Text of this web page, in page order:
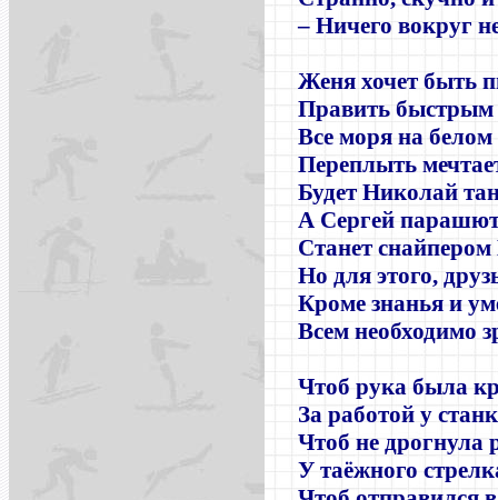
– Ничего вокруг
Женя хочет быть
Править быстрым
Все моря на белом
Переплыть
Будет Николай
А Сергей
Станет
Но для этого,
Кроме знанья и
Всем необходимо
Чтоб рука была
За работой у
Чтоб не дрогнула
У таёжного